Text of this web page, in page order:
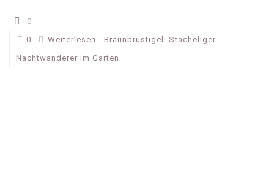
0
0
Weiterlesen - Braunbrustigel: Stacheliger
Nachtwanderer im Garten